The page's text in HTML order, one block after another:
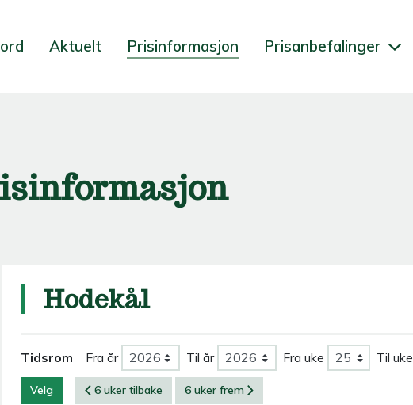
Aktuelt Prisinformasjon Prisanbefalinger
Hodekål
Tidsrom Fra år Til år Fra uke Til uke
Velg 6 uker tilbake 6 uker frem